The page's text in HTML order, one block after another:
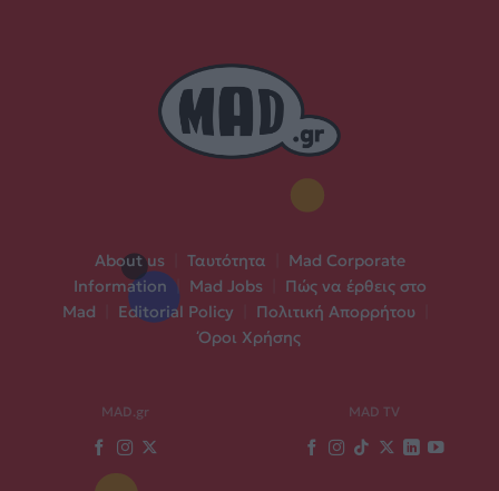
About us Ταυτότητα
Mad Corporate
Information | Mad Jobs
Πώς να έρθεις στο
Mad
Editorial Policy Πολιτική Απορρήτου
Όροι Χρήσης
MAD.gr MAD TV